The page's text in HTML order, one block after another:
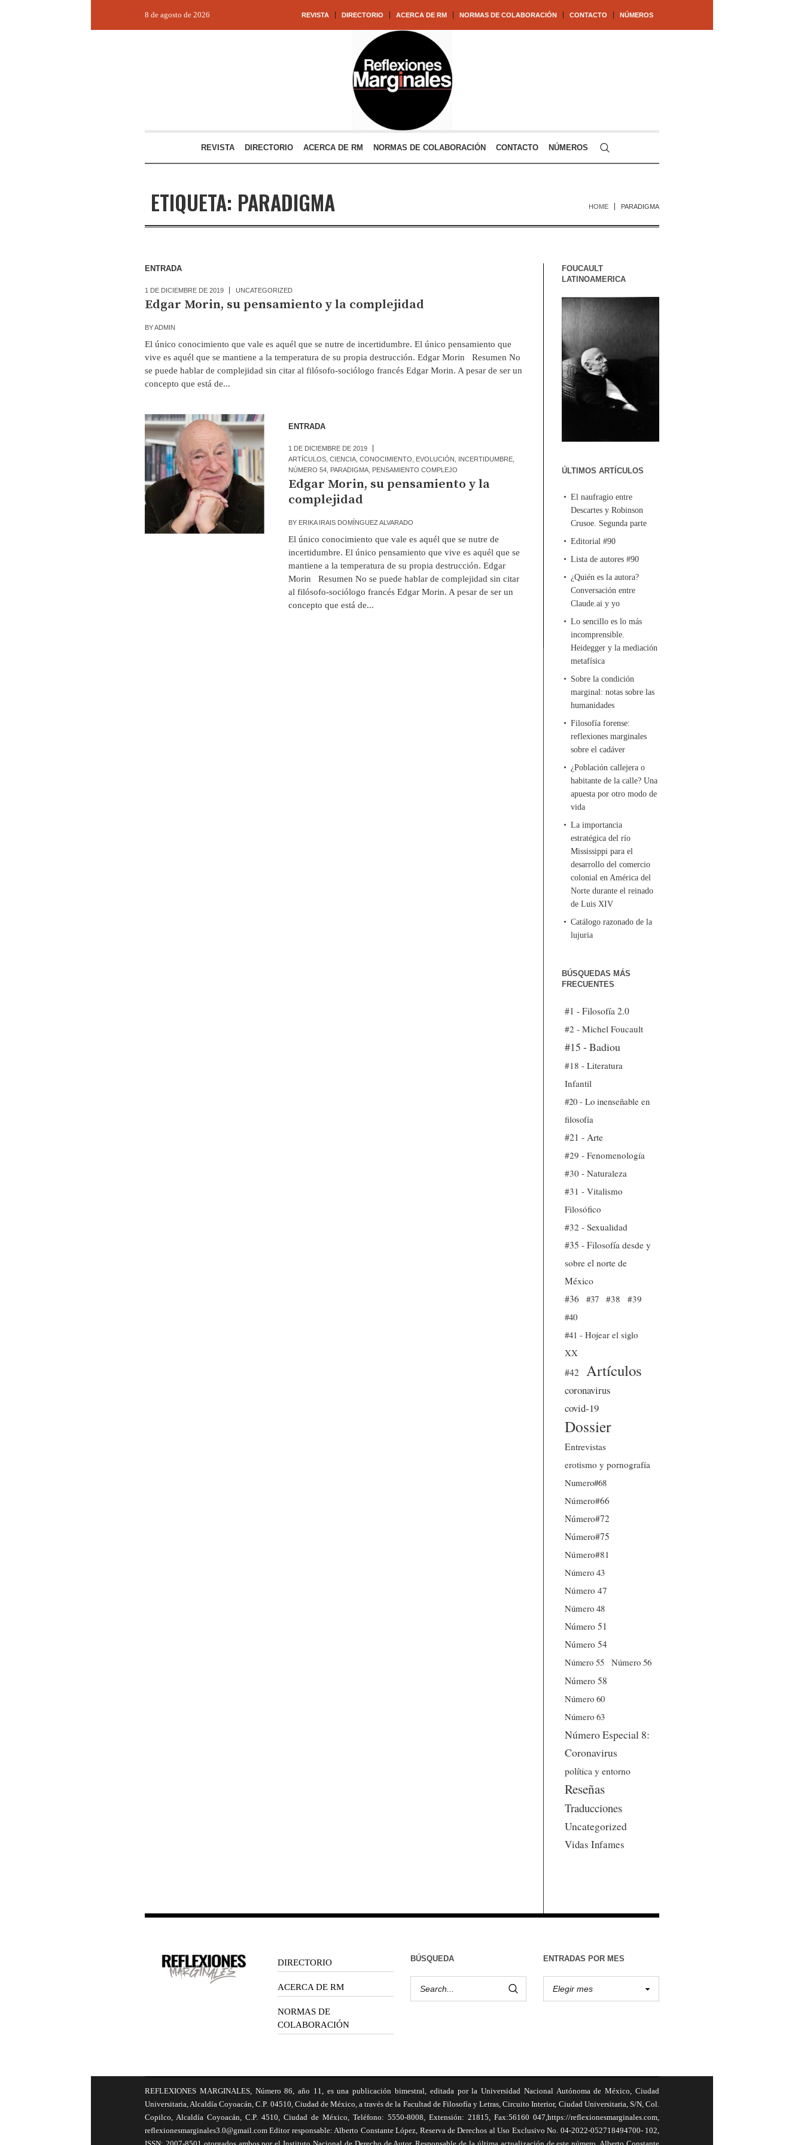
REVISTA DIRECTORIO ACERCA DE RM NORMAS DE COLABORACIÓN CONTACTO NÚMEROS
8 de agosto de 2026
REVISTA DIRECTORIO ACERCA DE RM NORMAS DE COLABORACIÓN CONTACTO NÚMEROS
ETIQUETA: PARADIGMA HOME PARADIGMA
ENTRADA
1 DE DICIEMBRE DE 2019 UNCATEGORIZED
Edgar Morin, su pensamiento y la complejidad
BYADMIN
El único conocimiento que vale es aquél que se nutre de incertidumbre. El único pensamiento que
vive es aquél que se mantiene a la temperatura de su propia destrucción. Edgar Morin Resumen No
se puede hablar de complejidad sin citar al filósofo-sociólogo francés Edgar Morin. A pesar de ser un
concepto que está de...
ENTRADA
1 DE DICIEMBRE DE 2019
ARTÍCULOS, CIENCIA, CONOCIMIENTO EVOLUCIÓN INCERTIDUMBRE,
NÚMERO 54, PARADIGMA, PENSAMIENTO COMPLEJO
Edgar Morin, su pensamiento y la
complejidad
BY ERIKA IRAIS DOMÍNGUEZ ALVARADO
El único conocimiento que vale es aquél que se nutre de
incertidumbre. El único pensamiento que vive es aquél que se
mantiene a la temperatura de su propia destrucción. Edgar
Morin Resumen No se puede hablar de complejidad sin citar
al filósofo-sociólogo francés Edgar Morin. A pesar de ser un
concepto que está de...
FOUCAULT
LATINOAMERICA
ÚLTIMOS ARTÍCULOS
El naufragio entre
Descartes y Robinson
Crusoe. Segunda parte
Editorial #90
Lista de autores #90
¿Quién es la autora?
Conversación entre
Claude.ai y yo
Lo sencillo es lo más
incomprensible.
Heidegger y la mediación
metafísica
Sobre la condición
marginal: notas sobre las
humanidades
Filosofía forense:
reflexiones marginales
sobre el cadáver
¿Población callejera o
habitante de la calle? Una
apuesta por otro modo de
vida
La importancia
estratégica del río
Mississippi para el
desarrollo del comercio
colonial en América del
Norte durante el reinado
de Luis XIV
Catálogo razonado de la
lujuria
BÚSQUEDAS MÁS
FRECUENTES
#1 - Filosofía 2.0
#2 - Michel Foucault
#15 - Badiou
#18 - Literatura
Infantil
#20 - Lo inenseñable en
filosofía
#21 - Arte
#29 - Fenomenología
#30 - Naturaleza
#31 - Vitalismo
Filosófico
#32 - Sexualidad
#35 - Filosofía desde y
sobre el norte de
México
#36
#37 #38
#39
#40
#41 - Hojear el siglo
XX
#42
Artículos
coronavirus
covid-19
Dossier
Entrevistas
erotismo y pornografía
Numero#68
Número#66
Número#72
Número#75
Número#81
Número 43
Número 47
Número 48
Número 51
Número 54
Número 55
Número 56
Número 58
Número 60
Número 63
Número Especial 8:
Coronavirus
política y entorno
Reseñas
Traducciones
Uncategorized
Vidas Infames
DIRECTORIO
ACERCA DE RM
NORMAS DE
COLABORACIÓN
BÚSQUEDA ENTRADAS POR MES
REFLEXIONES MARGINALES, Número 86, año 11, es una publicación bimestral, editada por la Universidad Nacional Autónoma de México, Ciudad
Universitaria, Alcaldía Coyoacán, C.P. 04510, Ciudad de México, a través de la Facultad de Filosofía y Letras, Circuito Interior, Ciudad Universitaria, S/N, Col.
Copilco, Alcaldía Coyoacán, C.P. 4510, Ciudad de México, Teléfono: 5550-8008, Extensión: 21815, Fax:56160 047,https://reflexionesmarginales.com,
reflexionesmarginales3.0@gmail.com Editor responsable: Alberto Constante López, Reserva de Derechos al Uso Exclusivo No. 04-2022-052718494700- 102,